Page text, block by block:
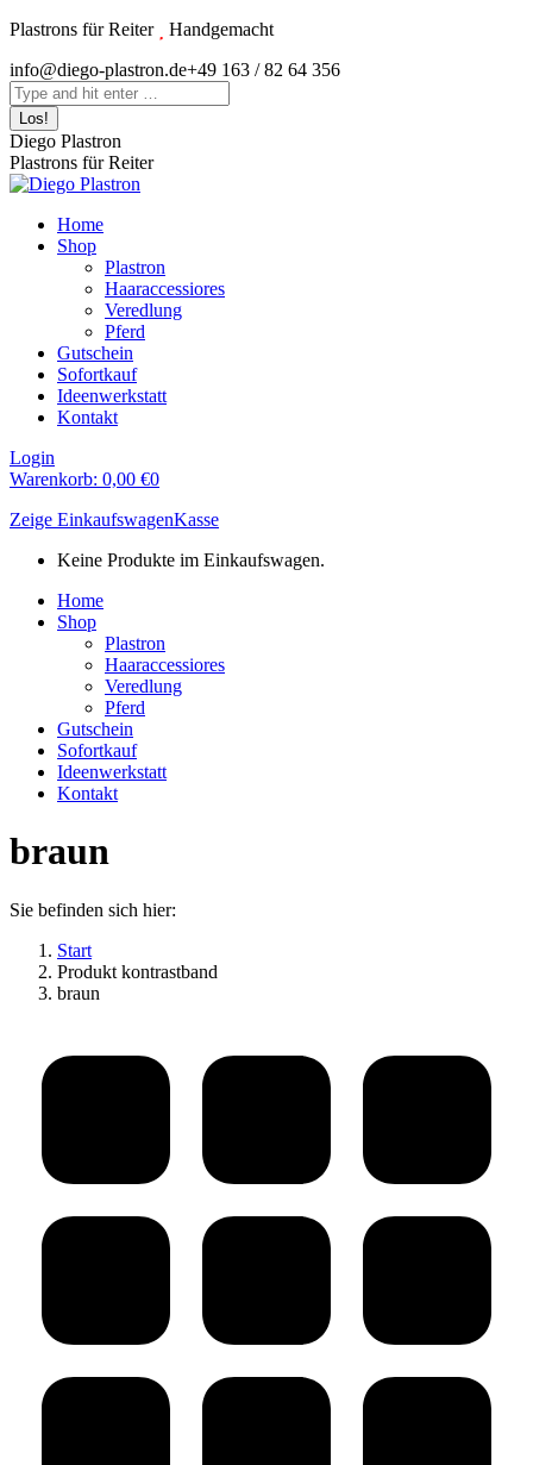
Zum
springen
Plastrons für Reiter
Handgemacht
Instagram
page
opens
in
new
window
info@diego-plastron.de+49 163 / 82 64 356
Search:
Diego Plastron
Plastrons für Reiter
Home
Shop
Plastron
Haaraccessiores
Veredlung
Pferd
Gutschein
Sofortkauf
Ideenwerkstatt
Kontakt
Login
Warenkorb: 0,00 €0
Zeige EinkaufswagenKasse
Keine Produkte im Einkaufswagen.
Home
Shop
Plastron
Haaraccessiores
Veredlung
Pferd
Gutschein
Sofortkauf
Ideenwerkstatt
Kontakt
braun
Sie befinden sich hier:
Start
Produkt kontrastband
braun